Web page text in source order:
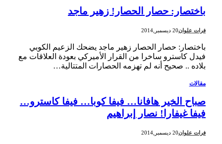
باختصار: حصار الحصار! زهير ماجد
فرات علوان20 ديسمبر,2014
باختصار: حصار الحصار زهير ماجد يضحك الزعيم الكوبي
فيدل كاسترو ساخرا من القرار الأميركي بعودة العلاقات مع
بلاده .. صحيح أنه لم تهزمه الحصارات المتتالية…
مقالات
صباح الخير هافانا… فيفا كوبا… فيفا كاسترو…
فيفا غيفارا! نصار إبراهيم
فرات علوان20 ديسمبر,2014